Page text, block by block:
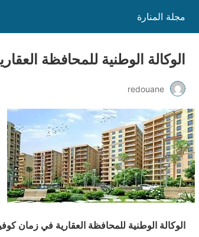
مجلة المنارة
الوكالة الوطنية للمحافظة
redouane
الوكالة الوطنية للمحافظة العقارية في زمان